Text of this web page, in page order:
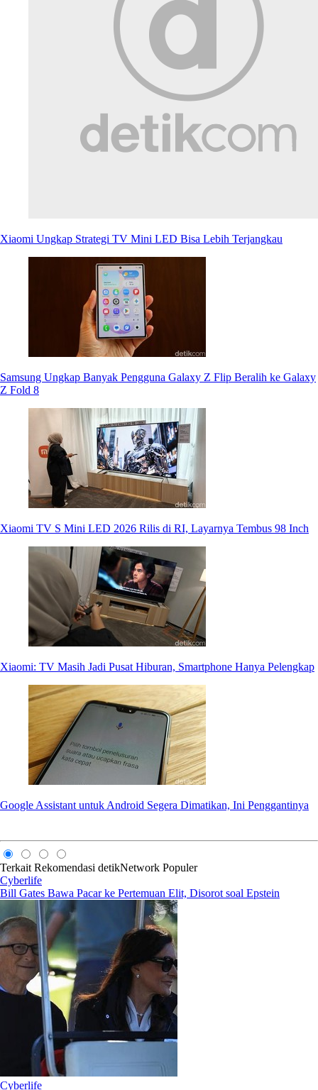
Xiaomi Ungkap Strategi TV Mini LED Bisa Lebih Terjangkau
Samsung Ungkap Banyak Pengguna Galaxy Z Flip Beralih ke Galaxy
Z Fold 8
Xiaomi TV S Mini LED 2026 Rilis di RI, Layarnya Tembus 98 Inch
Xiaomi: TV Masih Jadi Pusat Hiburan, Smartphone Hanya Pelengkap
Google Assistant untuk Android Segera Dimatikan, Ini Penggantinya
Terkait Rekomendasi detikNetwork Populer
Cyberlife
Bill Gates Bawa Pacar ke Pertemuan Elit, Disorot soal Epstein
Cyberlife